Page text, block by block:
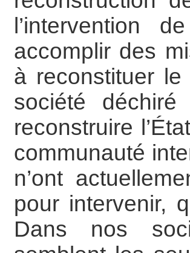
l’intervention
accomplir des
à reconstituer
société
reconstruire
communauté
n’ont
pour intervenir,
Dans nos